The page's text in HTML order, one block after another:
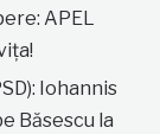
APEL
Iohannis
Băsescu la